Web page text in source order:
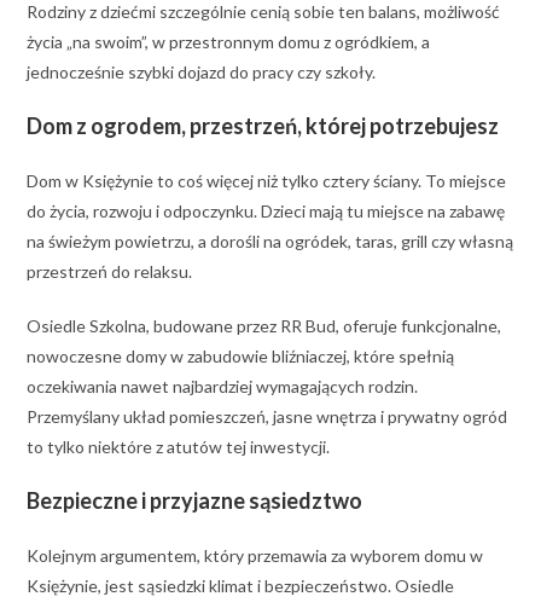
Rodziny z dziećmi szczególnie cenią sobie ten balans, możliwość
życia „na swoim”, w przestronnym domu z ogródkiem, a
jednocześnie szybki dojazd do pracy czy szkoły.
Dom z ogrodem, przestrzeń, której potrzebujesz
Dom w Księżynie to coś więcej niż tylko cztery ściany. To miejsce
do życia, rozwoju i odpoczynku. Dzieci mają tu miejsce na zabawę
na świeżym powietrzu, a dorośli na ogródek, taras, grill czy własną
przestrzeń do relaksu.
Osiedle Szkolna, budowane przez RR Bud, oferuje funkcjonalne,
nowoczesne domy w zabudowie bliźniaczej, które spełnią
oczekiwania nawet najbardziej wymagających rodzin.
Przemyślany układ pomieszczeń, jasne wnętrza i prywatny ogród
to tylko niektóre z atutów tej inwestycji.
Bezpieczne i przyjazne sąsiedztwo
Kolejnym argumentem, który przemawia za wyborem domu w
Księżynie, jest sąsiedzki klimat i bezpieczeństwo. Osiedle